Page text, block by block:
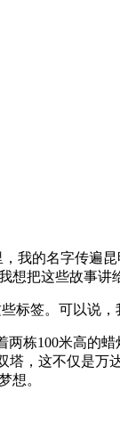
我的名字传遍
想把这些故事讲
标签。可以说
栋100米高的
，这不仅是
想。